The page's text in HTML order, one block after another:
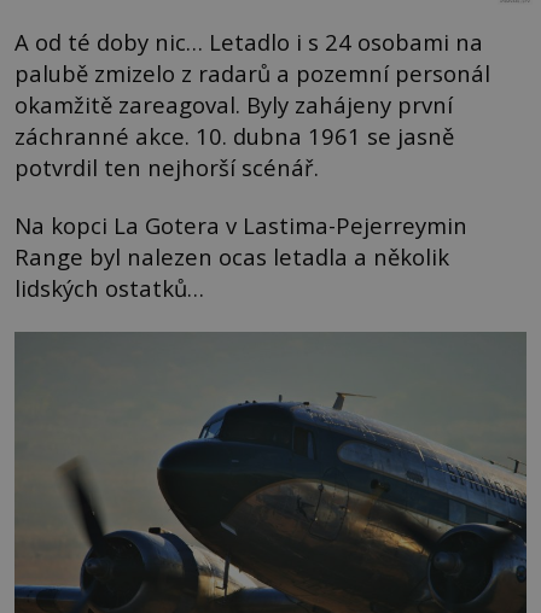
A od té doby nic… Letadlo i s 24 osobami na
palubě zmizelo z radarů a pozemní personál
okamžitě zareagoval. Byly zahájeny první
záchranné akce. 10. dubna 1961 se jasně
potvrdil ten nejhorší scénář.
Na kopci La Gotera v Lastima-Pejerreymin
Range byl nalezen ocas letadla a několik
lidských ostatků…